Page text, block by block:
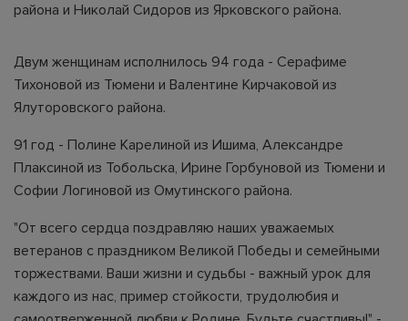
района и Николай Сидоров из Ярковского района.
Двум женщинам исполнилось 94 года - Серафиме
Тихоновой из Тюмени и Валентине Кирчаковой из
Ялуторовского района.
91 год - Полине Карелиной из Ишима, Александре
Плаксиной из Тобольска, Ирине Горбуновой из Тюмени и
Софии Логиновой из Омутинского района.
"От всего сердца поздравляю наших уважаемых
ветеранов с праздником Великой Победы и семейными
торжествами. Ваши жизни и судьбы - важный урок для
каждого из нас, пример стойкости, трудолюбия и